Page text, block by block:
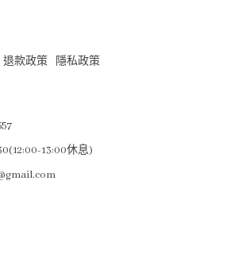
退款政策 隱私政策
13:00休息)